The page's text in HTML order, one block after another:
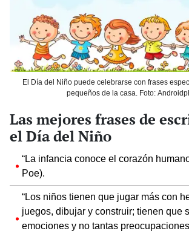
El Día del Niño puede celebrarse con frases
pequeños de la casa. Foto:
Las mejores frases de
el Día del Niño
“La infancia conoce el corazón
Poe).
“Los niños tienen que jugar más con
juegos, dibujar y construir; tienen que
emociones y no tantas